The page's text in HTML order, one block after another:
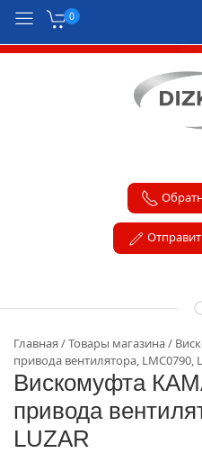
0
Главная Товары магазина
привода вентилятора, LMC0790,
Вискомуфта
привода
LUZAR